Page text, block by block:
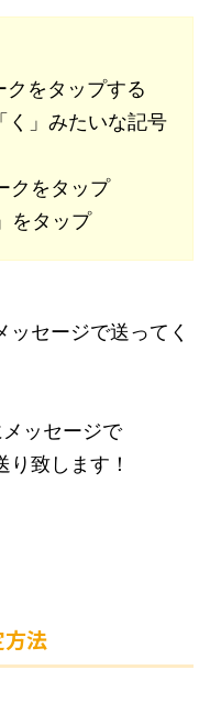
クをタップする
く」みたいな記号
クをタップ
をタップ
セージで送ってく
ッセージで
致します！
法